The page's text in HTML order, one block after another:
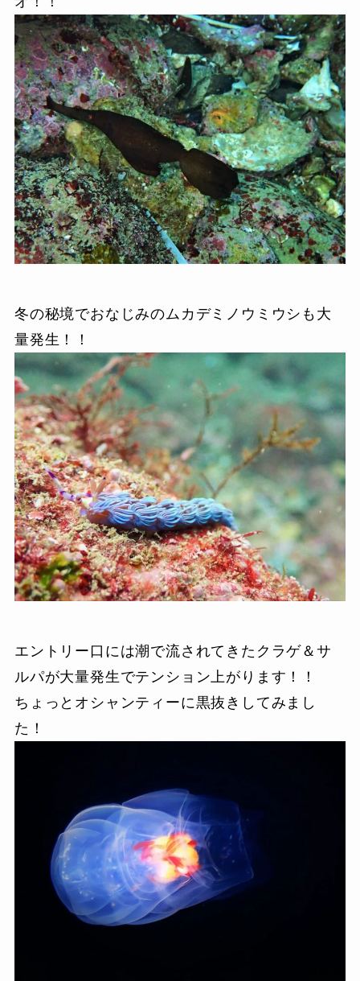
冬の秘境でおなじみのムカデミノウミウシも大
量発生！！
エントリー口には潮で流されてきたクラゲ＆サ
ルパが大量発生でテンション上がります！！
ちょっとオシャンティーに黒抜きしてみまし
た！